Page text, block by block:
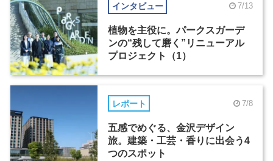
インタビュー 7/13
植物を主役に。パークスガーデ
ンの“残して磨く”リニューアル
プロジェクト（1）
レポート 7/8
五感でめぐる、金沢デザイン
旅。建築・工芸・香りに出会う4
つのスポット